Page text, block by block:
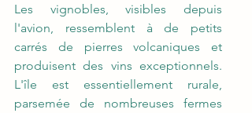
Les vignobles, visibles depuis
l'avion, ressemblent à de petits
carrés de pierres volcaniques et
produisent des vins exceptionnels.
L'île est essentiellement rurale,
parsemée de nombreuses fermes